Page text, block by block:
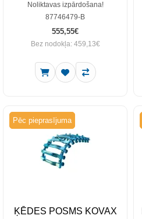
Noliktavas izpārdošana!
87746479-B
555,55€
Bez nodokļa: 459,13€
Pēc pieprasījuma
ĶĒDES POSMS KOVAX